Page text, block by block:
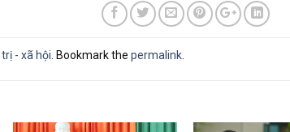
- xã hội . Bookmark the permalink.